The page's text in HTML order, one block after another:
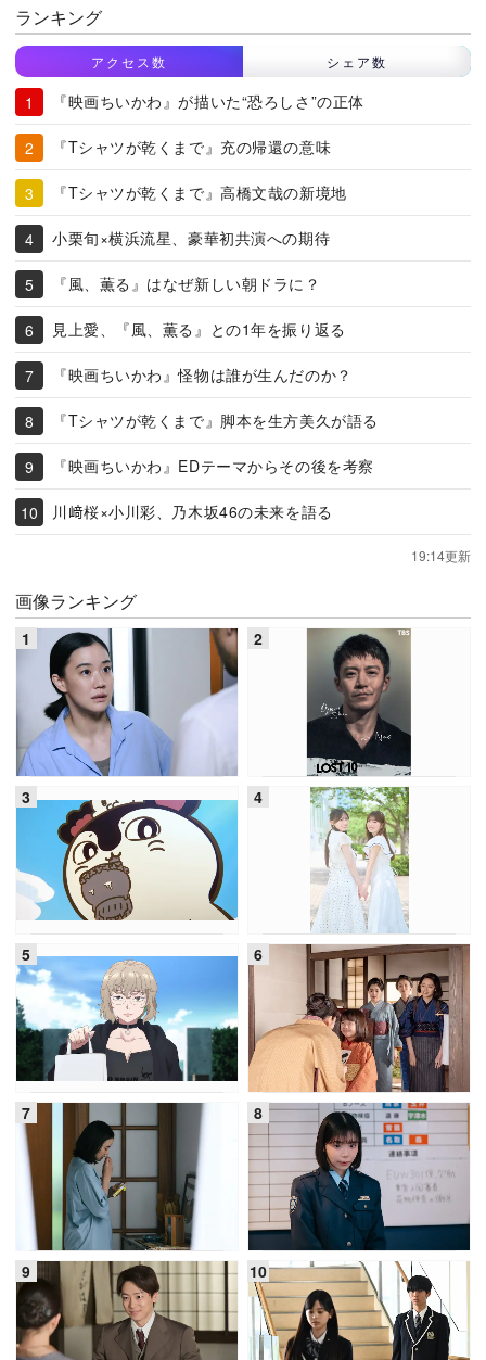
ランキング
アクセス数 シェア数
『映画ちいかわ』が描いた“恐ろしさ”の正体
『Tシャツが乾くまで』充の帰還の意味
『Tシャツが乾くまで』高橋文哉の新境地
小栗旬×横浜流星、豪華初共演への期待
『風、薫る』はなぜ新しい朝ドラに？
見上愛、『風、薫る』との1年を振り返る
『映画ちいかわ』怪物は誰が生んだのか？
『Tシャツが乾くまで』脚本を生方美久が語る
『映画ちいかわ』EDテーマからその後を考察
川﨑桜×小川彩、乃木坂46の未来を語る
19:14更新
画像ランキング